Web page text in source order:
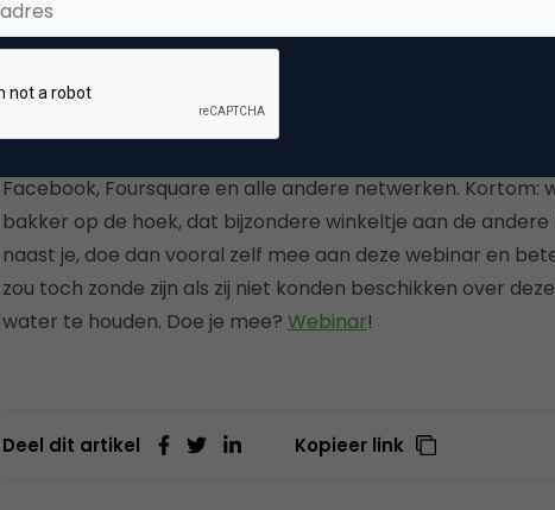
Rest de grote vraag: wat is de catch? Nou, die is er niet.
gratis en er volgen geen goedbedoelde aanbiedingen… wij
delen in plaats van te monopoliseren of te monitariseren
Facebook, Foursquare en alle andere netwerken. Kortom:
bakker op de hoek, dat bijzondere winkeltje aan de
naast je, doe dan vooral zelf mee aan deze webinar en
zou toch zonde zijn als zij niet konden beschikken over
water te houden. Doe je mee? Webinar!
Deel dit artikel Kopieer link